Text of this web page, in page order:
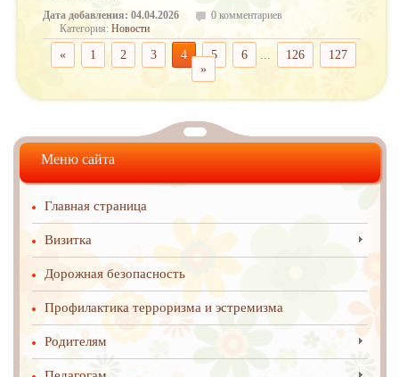
Дата добавления: 04.04.2026
0 комментариев
Категория: Новости
« 1 2 3 4 5 6 126
127
»
Меню сайта
Главная страница
Визитка
Дорожная безопасность
Профилактика терроризма и эстремизма
Родителям